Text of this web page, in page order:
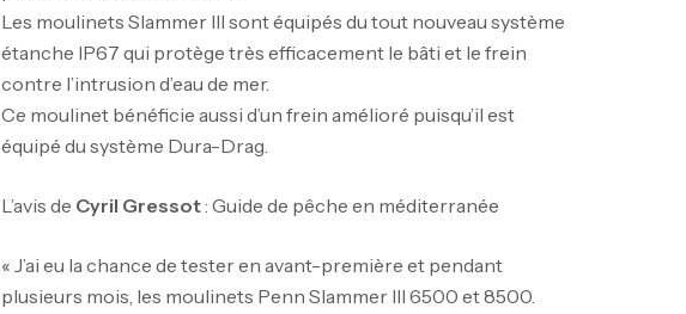
Les moulinets Slammer III sont équipés du tout nouveau système
étanche IP67 qui protège très efficacement le bâti et le frein
contre l’intrusion d’eau de mer.
Ce moulinet bénéficie aussi d’un frein amélioré puisqu’il est
équipé du système Dura-Drag.
L’avis de Cyril Gressot: Guide de pêche en méditerranée
« J’ai eu la chance de tester en avant-première et pendant
plusieurs mois, les moulinets Penn Slammer III 6500 et 8500.